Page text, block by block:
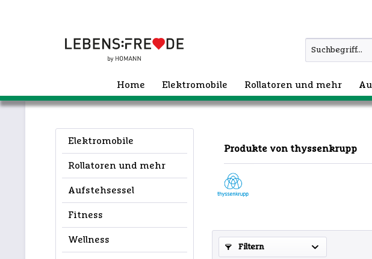
Home Elektromobile Rollatoren und mehr
Elektromobile
Rollatoren und mehr
Aufstehsessel
Fitness
Wellness
Produkte von thyssenkrupp
Filtern